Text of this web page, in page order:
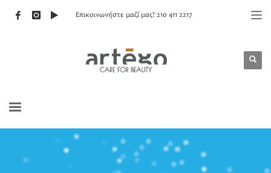
Επικοινωνήστε μαζί μας? 210 411 2217